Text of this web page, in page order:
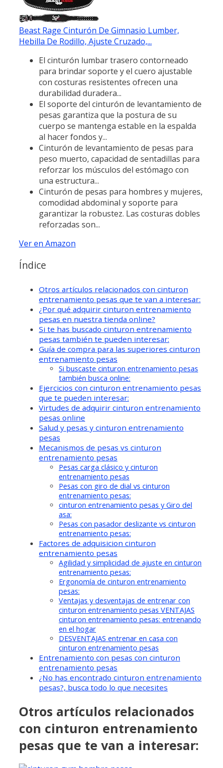
Beast Rage Cinturón De Gimnasio Lumber,
Hebilla De Rodillo, Ajuste Cruzado,...
El cinturón lumbar trasero contorneado
para brindar soporte y el cuero ajustable
con costuras resistentes ofrecen una
durabilidad duradera...
El soporte del cinturón de levantamiento de
pesas garantiza que la postura de su
cuerpo se mantenga estable en la espalda
al hacer fondos y...
Cinturón de levantamiento de pesas para
peso muerto, capacidad de sentadillas para
reforzar los músculos del estómago con
una estructura...
Cinturón de pesas para hombres y mujeres,
comodidad abdominal y soporte para
garantizar la robustez. Las costuras dobles
reforzadas son...
Ver en Amazon
Índice
Otros artículos relacionados con cinturon
entrenamiento pesas que te van a interesar:
¿Por qué adquirir cinturon entrenamiento
pesas en nuestra tienda online?
Si te has buscado cinturon entrenamiento
pesas también te pueden interesar:
Guía de compra para las superiores cinturon
entrenamiento pesas
Si buscaste cinturon entrenamiento pesas
también busca online:
Ejercicios con cinturon entrenamiento pesas
que te pueden interesar:
Virtudes de adquirir cinturon entrenamiento
pesas online
Salud y pesas y cinturon entrenamiento
pesas
Mecanismos de pesas vs cinturon
entrenamiento pesas
Pesas carga clásico y cinturon
entrenamiento pesas
Pesas con giro de dial vs cinturon
entrenamiento pesas:
cinturon entrenamiento pesas y Giro del
asa:
Pesas con pasador deslizante vs cinturon
entrenamiento pesas:
Factores de adquisicion cinturon
entrenamiento pesas
Agilidad y simplicidad de ajuste en cinturon
entrenamiento pesas:
Ergonomía de cinturon entrenamiento
pesas:
Ventajas y desventajas de entrenar con
cinturon entrenamiento pesas VENTAJAS
cinturon entrenamiento pesas: entrenando
en el hogar
DESVENTAJAS entrenar en casa con
cinturon entrenamiento pesas
Entrenamiento con pesas con cinturon
entrenamiento pesas
¿No has encontrado cinturon entrenamiento
pesas?, busca todo lo que necesites
Otros artículos relacionados
con cinturon entrenamiento
pesas que te van a interesar: